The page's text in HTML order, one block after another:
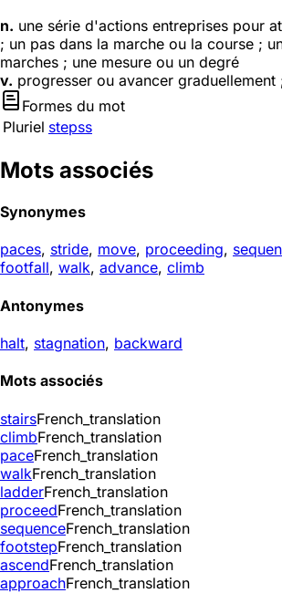
n. une série d'actions entreprises pour
; un pas dans la marche ou la course ;
marches ; une mesure ou un degré
v. progresser ou avancer graduellement
Formes du mot
Pluriel stepss
Mots associés
Synonymes
paces, stride, move, proceeding,
footfall, walk, advance, climb
Antonymes
halt, stagnation, backward
Mots associés
stairsFrench_translation
climbFrench_translation
paceFrench_translation
walkFrench_translation
ladderFrench_translation
proceedFrench_translation
sequenceFrench_translation
footstepFrench_translation
ascendFrench_translation
approachFrench_translation